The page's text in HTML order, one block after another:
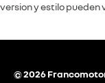
version y estilo pueden
© 2026